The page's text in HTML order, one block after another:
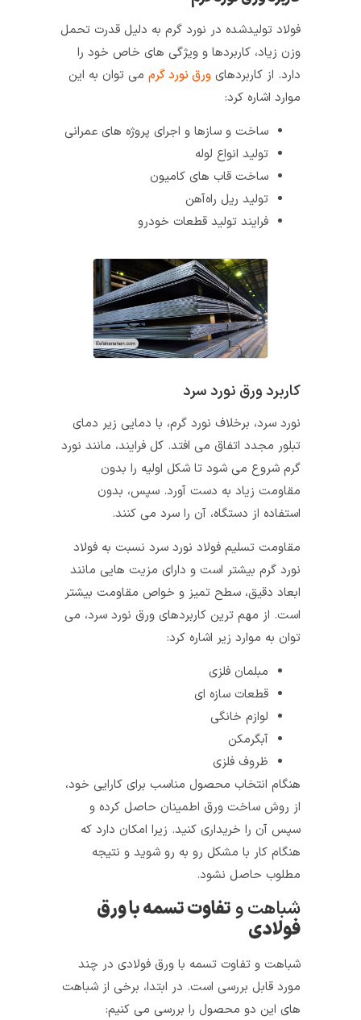
فولاد تولید‌شده در نورد گرم به دلیل قدرت تحمل
وزن زیاد، کاربردها و ویژگی های خاص خود را
دارد. از کاربردهای ورق نورد گرممی توان به این
موارد اشاره کرد:
ساخت و‌‌ سازها و اجرای پروژه های عمرانی
تولید انواع لوله
ساخت قاب های کامیون
تولید ریل راه‌آهن
فرایند تولید قطعات خودرو
کاربرد ورق نورد سرد
نورد سرد، برخلاف نورد گرم، با دمایی زیر دمای
تبلور مجدد اتفاق می افتد. کل فرایند، مانند نورد
گرم شروع می شود تا شکل اولیه را بدون
مقاومت زیاد به دست آورد. سپس، بدون
استفاده از دستگاه، آن را سرد می کنند.
مقاومت تسلیم فولاد نورد سرد نسبت به فولاد
نورد گرم بیشتر است و دارای مزیت هایی مانند
ابعاد دقیق، سطح تمیز و خواص مقاومت بیشتر
است. از مهم ترین کاربردهای ورق نورد سرد، می
توان به موارد زیر اشاره کرد:
مبلمان فلزی
قطعات سازه ای
لوازم خانگی
آبگرمکن
ظروف فلزی
هنگام انتخاب محصول مناسب برای کارایی خود،
از روش ساخت ورق اطمینان حاصل کرده و
سپس آن را خریداری کنید. زیرا امکان دارد که
هنگام کار با مشکل رو‌ به رو شوید و نتیجه
مطلوب حاصل نشود.
شباهت وتفاوت تسمه با ورق
فولادی
شباهت و تفاوت تسمه با ورق فولادی در چند
مورد قابل بررسی است. در ابتدا، برخی از شباهت
های این دو محصول را بررسی می کنیم: